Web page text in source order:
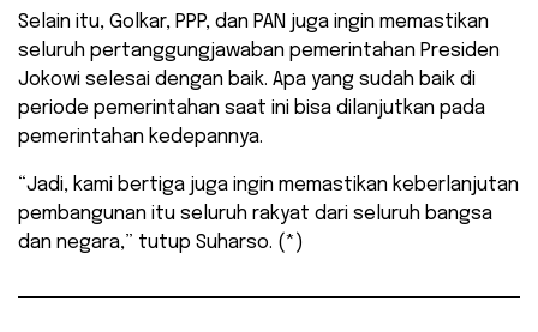
Selain itu, Golkar, PPP, dan PAN juga ingin memastikan
seluruh pertanggungjawaban pemerintahan Presiden
Jokowi selesai dengan baik. Apa yang sudah baik di
periode pemerintahan saat ini bisa dilanjutkan pada
pemerintahan kedepannya.
“Jadi, kami bertiga juga ingin memastikan keberlanjutan
pembangunan itu seluruh rakyat dari seluruh bangsa
dan negara,” tutup Suharso. (*)